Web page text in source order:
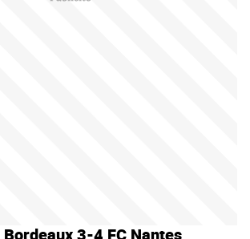
3-4 FC Nantes